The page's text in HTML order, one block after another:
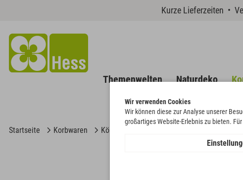
Kurze Lieferzeiten •
Themenwelten Naturdeko
Startseite Korbwaren Körbe
Wir verwenden Cookies
Wir können diese zur Analyse unserer
großartiges Website-Erlebnis zu bieten.